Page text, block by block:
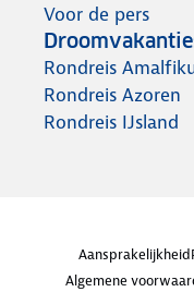
Voor de pers
Rondreis
Rondreis Azoren
Rondreis IJsland
Aansprakelijkheid
Algemene